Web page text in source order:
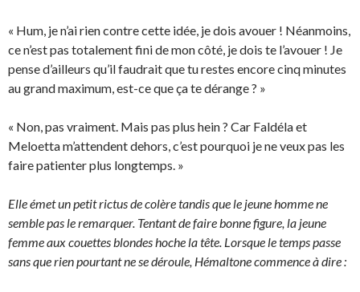
« Hum, je n’ai rien contre cette idée, je dois avouer ! Néanmoins,
ce n’est pas totalement fini de mon côté, je dois te l’avouer ! Je
pense d’ailleurs qu’il faudrait que tu restes encore cinq minutes
au grand maximum, est-ce que ça te dérange ? »
« Non, pas vraiment. Mais pas plus hein ? Car Faldéla et
Meloetta m’attendent dehors, c’est pourquoi je ne veux pas les
faire patienter plus longtemps. »
Elle émet un petit rictus de colère tandis que le jeune homme ne
semble pas le remarquer. Tentant de faire bonne figure, la jeune
femme aux couettes blondes hoche la tête. Lorsque le temps passe
sans que rien pourtant ne se déroule, Hémaltone commence à dire :